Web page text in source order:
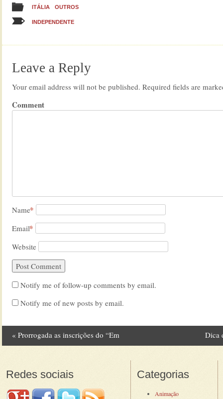
ITÁLIA OUTROS
INDEPENDENTE
Leave a Reply
Your email address will not be published. Required fields are
Comment
Name*
Email*
Website
Notify me of follow-up comments by email.
Notify me of new posts by email.
Post navigation
« Prorrogada as inscrições do “Em
colher”
Dica
Redes sociais Categorias
Animação